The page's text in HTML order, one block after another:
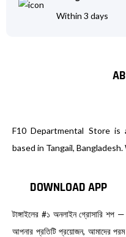
Within 3 days
F10 Departmental Store
based in Tangail,
DOWNLOAD APP
টাঙ্গাইলের #১ অনলাইন গ্রোসারি শপ —
আপনার প্রতিটি প্রয়োজন, আমাদের পরম